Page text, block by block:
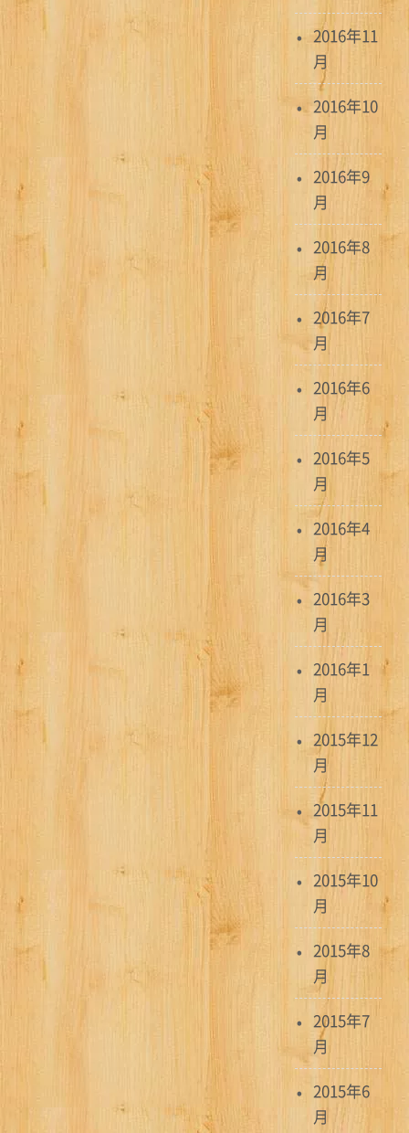
2016年11
月
2016年10
月
2016年9
月
2016年8
月
2016年7
月
2016年6
月
2016年5
月
2016年4
月
2016年3
月
2016年1
月
2015年12
月
2015年11
月
2015年10
月
2015年8
月
2015年7
月
2015年6
月